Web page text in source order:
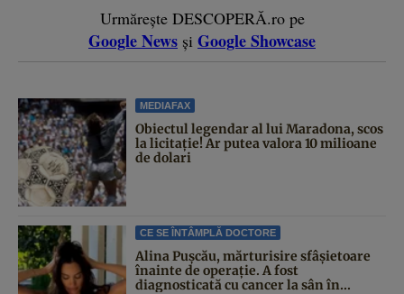
Urmărește DESCOPERĂ.ro pe
Google News și Google Showcase
MEDIAFAX
Obiectul legendar al lui Maradona, scos
la licitație! Ar putea valora 10 milioane
de dolari
CE SE ÎNTÂMPLĂ DOCTORE
Alina Pușcău, mărturisire sfâșietoare
înainte de operație. A fost
diagnosticată cu cancer la sân în...